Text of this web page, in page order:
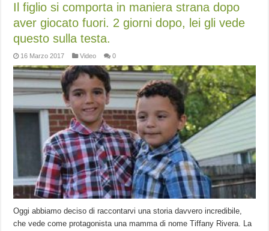
Il figlio si comporta in maniera strana dopo
aver giocato fuori. 2 giorni dopo, lei gli vede
questo sulla testa.
16 Marzo 2017 Video 0
Oggi abbiamo deciso di raccontarvi una storia davvero incredibile,
che vede come protagonista una mamma di nome Tiffany Rivera. La